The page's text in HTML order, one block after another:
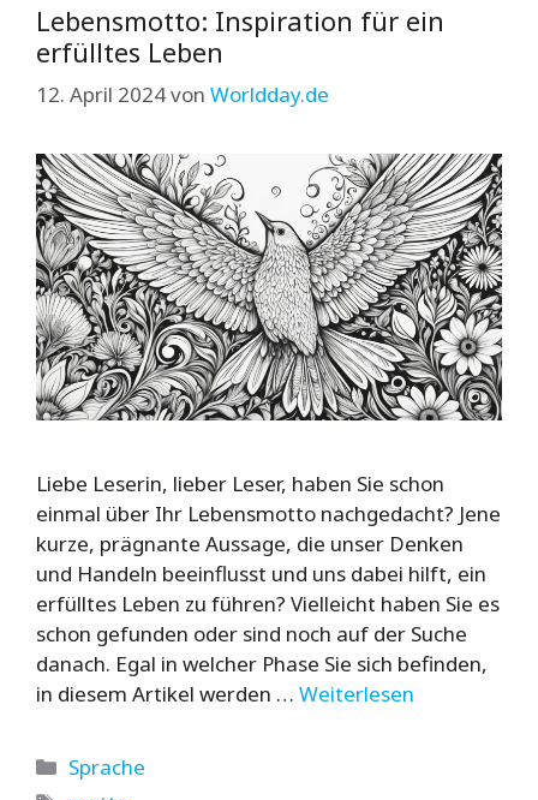
Lebensmotto: Inspiration für ein
erfülltes Leben
12. April 2024von Worldday.de
Liebe Leserin, lieber Leser, haben Sie schon
einmal über Ihr Lebensmotto nachgedacht? Jene
kurze, prägnante Aussage, die unser Denken
und Handeln beeinflusst und uns dabei hilft, ein
erfülltes Leben zu führen? Vielleicht haben Sie es
schon gefunden oder sind noch auf der Suche
danach. Egal in welcher Phase Sie sich befinden,
in diesem Artikel werden … Weiterlesen
Kategorien
Sprache